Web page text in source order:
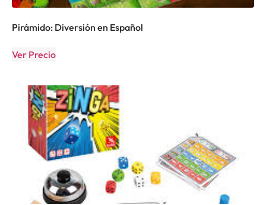
Pirámido: Diversión en Español
Ver Precio